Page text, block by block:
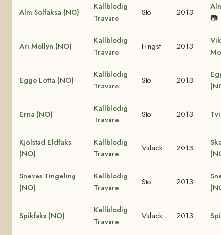
Alm Solfaksa (NO)
Kallblodig
Travare
Sto 2013
📷
Ari Mollyn (NO)
Kallblodig
Travare
Hingst 2013
Egge Lotta (NO)
Kallblodig
Travare
Sto 2013
Erna (NO)
Kallblodig
Travare
Sto 2013
Kjölstad Eldfaks
(NO)
Kallblodig
Travare
Valack 2013
Sneves Tingeling
(NO)
Kallblodig
Travare
Sto 2013
Spikfaks (NO)
Kallblodig
Travare
Valack 2013